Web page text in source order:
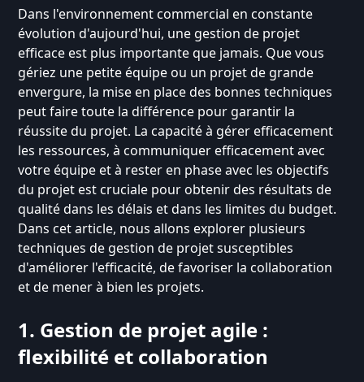
Dans l'environnement commercial en constante
évolution d'aujourd'hui, une gestion de projet
efficace est plus importante que jamais. Que vous
gériez une petite équipe ou un projet de grande
envergure, la mise en place des bonnes techniques
peut faire toute la différence pour garantir la
réussite du projet. La capacité à gérer efficacement
les ressources, à communiquer efficacement avec
votre équipe et à rester en phase avec les objectifs
du projet est cruciale pour obtenir des résultats de
qualité dans les délais et dans les limites du budget.
Dans cet article, nous allons explorer plusieurs
techniques de gestion de projet susceptibles
d'améliorer l'efficacité, de favoriser la collaboration
et de mener à bien les projets.
1. Gestion de projet agile :
flexibilité et collaboration